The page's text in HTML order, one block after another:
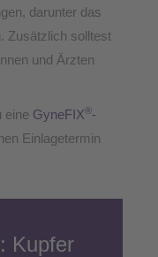
darunter das
Zusätzlich solltest
und Ärzten
eine GyneFIX®-
Einlagetermin
Kupfer